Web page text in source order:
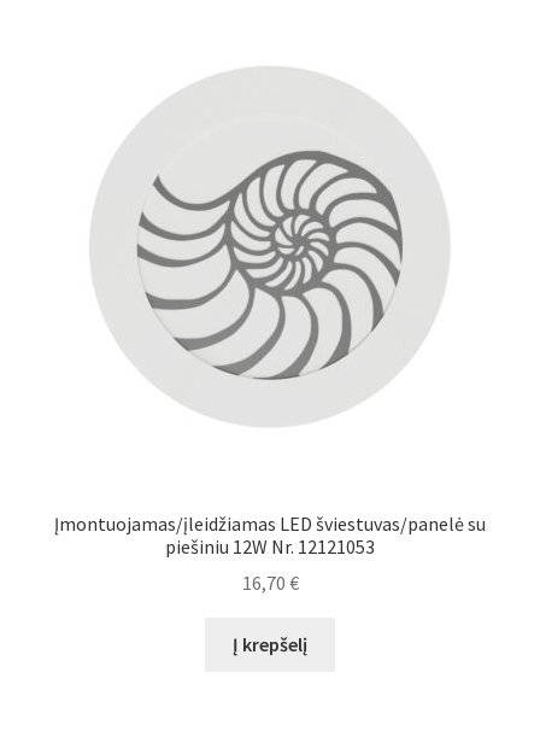
Įmontuojamas/įleidžiamas LED šviestuvas/panelė su
piešiniu 12W Nr. 12121053
16,70 €
Į krepšelį